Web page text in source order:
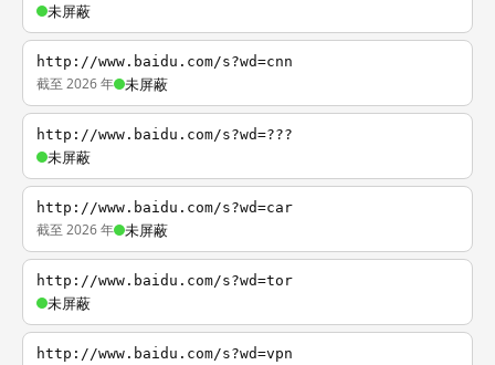
未屏蔽
http://www.baidu.com/s?wd=cnn
截至 2026 年 未屏蔽
http://www.baidu.com/s?wd=???
未屏蔽
http://www.baidu.com/s?wd=car
截至 2026 年 未屏蔽
http://www.baidu.com/s?wd=tor
未屏蔽
http://www.baidu.com/s?wd=vpn